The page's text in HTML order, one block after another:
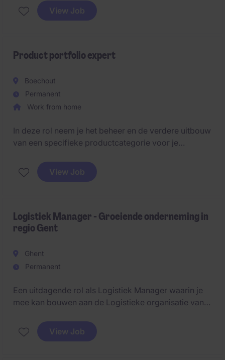
vlotte bevoorrading.
View Job
Product portfolio expert
Boechout
Permanent
Work from home
In deze rol neem je het beheer en de verdere uitbouw
van een specifieke productcategorie voor je
in de markt zorg je ervoor dat het aanbod blijft
aansluiten bij de noden van vandaag en morgen.
View Job
Logistiek Manager - Groeiende onderneming in
regio Gent
Ghent
Permanent
Een uitdagende rol als Logistiek Manager waarin je
mee kan bouwen aan de Logistieke organisatie van
met een strategische visie.
View Job